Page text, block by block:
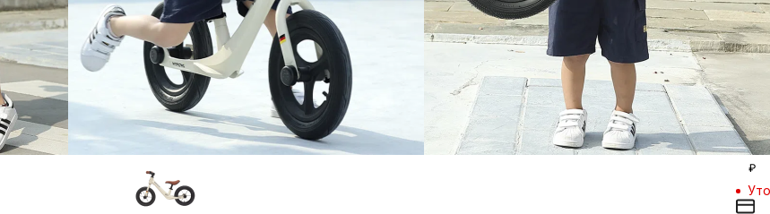
Сумки и
Для дома
Для
в
₽